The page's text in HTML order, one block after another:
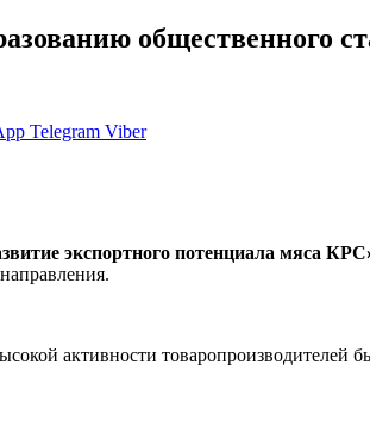
общественного
Telegram Viber
экспортного потенциала мяса
активности товаропроизводителей